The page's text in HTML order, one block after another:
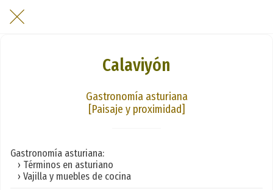
Calaviyón
Gastronomía asturiana
[Paisaje y proximidad]
Gastronomía asturiana:
› Términos en asturiano
› Vajilla y muebles de cocina